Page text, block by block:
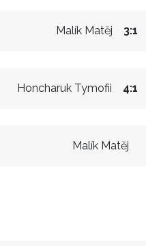
Malík Matěj 3:1
Honcharuk Tymofii 4:1
Malík Matěj